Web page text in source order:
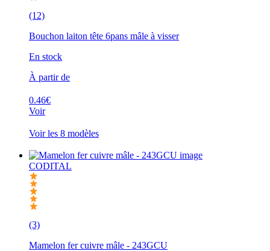
(12)
Bouchon laiton tête 6pans mâle à visser
En stock
À partir de
0.46€
Voir
Voir les 8 modèles
CODITAL
(3)
Mamelon fer cuivre mâle - 243GCU